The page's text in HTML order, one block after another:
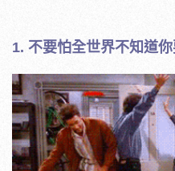
1. 不要怕全世界不知道